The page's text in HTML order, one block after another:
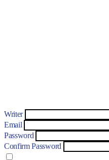
Writer
Email
Password
Confirm Password